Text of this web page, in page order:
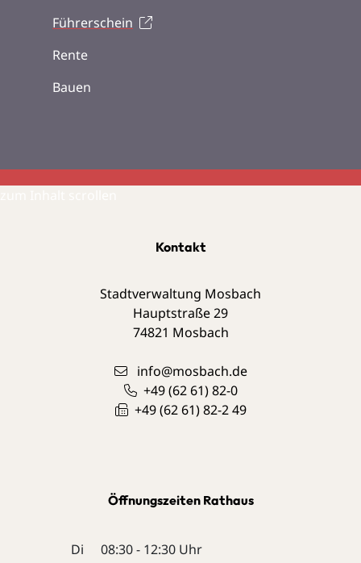
Führerschein
Rente
Bauen
Kontakt
Stadtverwaltung Mosbach
Hauptstraße 29
74821 Mosbach
info@mosbach.de
+49 (62 61) 82-0
+49 (62 61) 82-2 49
Öffnungszeiten Rathaus
Di
08:30 - 12:30 Uhr